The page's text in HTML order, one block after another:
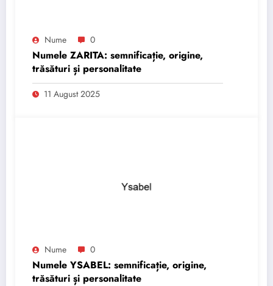
Nume 0
Numele ZARITA: semnificație, origine,
trăsături și personalitate
11 August 2025
Nume 0
Numele YSABEL: semnificație, origine,
trăsături și personalitate